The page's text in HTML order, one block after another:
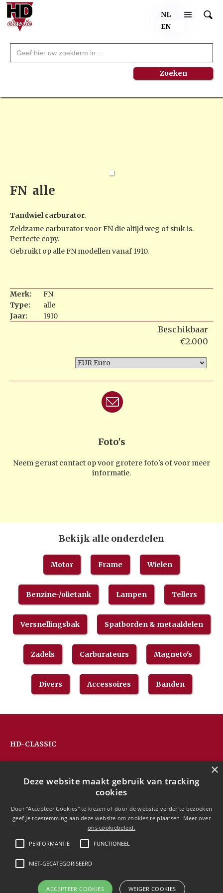
NL
EN
FN alle
Tandwiel carburator.
Zeldzame carburator voor FN die altijd weg of stuk is.
Perfecte copy.
Gebruikt op alle FN modellen vanaf 1910.
Merk:
FN
Type:
alle
Jaar:
1910
Beschikbaar
€2.000
Foto's
Neem gerust contact op voor grotere foto's of voor meer
informatie.
Bekijk alle onderdelen
Motor Frame Wielen
Benzine-/olietank Lampen Tellers
Versnellingsbak Spatborden & metaaldelen
Zadels Carburateurs Magneto's
Divers Accessoires Banden
HD-CLASSIC
Hans Devos
3128 Baal
+32(0)477 88 81 84
info@hd-classic.be
Copyright © 2020 HD-Classic
×
Deze website maakt gebruik van tracking
cookies
Door "Accepteer Cookies" te kiezen of door de website verder te bezoeken
geef je toestemming aan deze website om cookies te plaatsen. Meer over
ons cookiebeleid.
PERFORMANTIE FUNCTIONEEL
NIET-GECATEGORISEERD
ACCEPTEER COOKIES WEIGER COOKIES